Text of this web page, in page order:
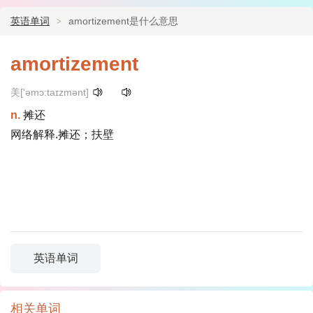
英语单词 amortizement是什么意思
amortizement
美['əmɔ:taɪzmənt]
n. 摊还
网络解释.摊还；扶壁
英语单词
相关单词